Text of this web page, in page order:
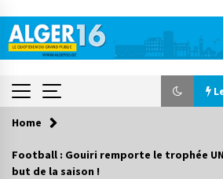
content
Le saviez vous ?
Home
Football : Gouiri remporte le trophée
but de la saison !